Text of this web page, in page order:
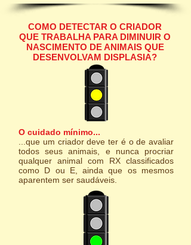
COMO DETECTAR O CRIADOR
QUE TRABALHA PARA DIMINUIR O
NASCIMENTO DE ANIMAIS QUE
DESENVOLVAM DISPLASIA?
O cuidado mínimo...
...que um criador deve ter é o de avaliar
todos seus animais, e nunca procriar
qualquer animal com RX classificados
como D ou E, ainda que os mesmos
aparentem ser saudáveis.